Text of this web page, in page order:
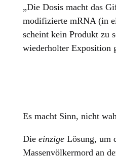
„Die Dosis macht das
modifizierte mRNA (in
scheint kein Produkt zu
wiederholter Exposition
Es macht Sinn, nicht
DieeinzigeLösung, um
Massenvölkermord an